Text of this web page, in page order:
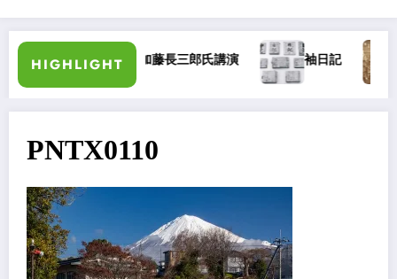
HIGHLIGHT
方の弁 加藤長三郎氏講演 袖日記
PNTX0110